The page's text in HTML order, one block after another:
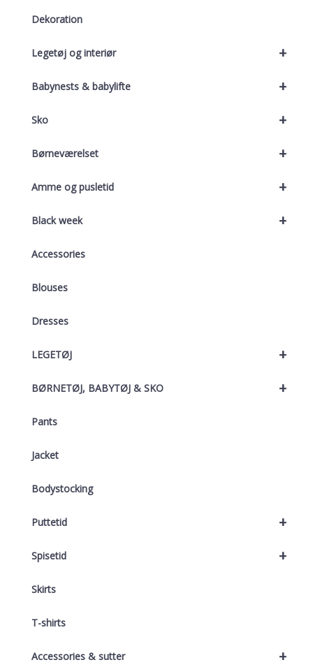
Dekoration
+
Legetøj og interiør
+
Babynests & babylifte
+
Sko
+
Børneværelset
+
Amme og pusletid
+
Black week
Accessories
Blouses
Dresses
+
LEGETØJ
+
BØRNETØJ, BABYTØJ & SKO
Pants
Jacket
Bodystocking
+
Puttetid
+
Spisetid
Skirts
T-shirts
+
Accessories & sutter